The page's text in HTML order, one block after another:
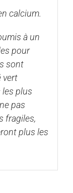
calcium.
à un
pour
sont
vert
plus
pas
fragiles,
plus les